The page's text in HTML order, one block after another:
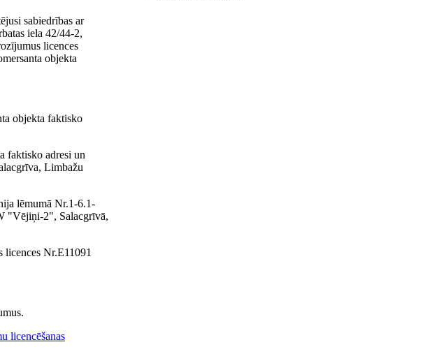
sabiedrības ar
iela 42/44-2,
licences
objekta
objekta faktisko
faktisko adresi un
Limbažu
lēmumā Nr.1-6.1-
"Vējiņi-2", Salacgrīvā,
Nr.E11091
licencēšanas